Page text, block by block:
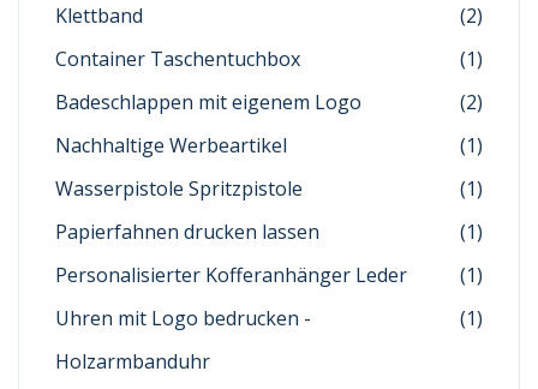
Klettband
(2)
Container Taschentuchbox
(1)
Badeschlappen mit eigenem Logo
(2)
Nachhaltige Werbeartikel
(1)
Wasserpistole Spritzpistole
(1)
Papierfahnen drucken lassen
(1)
Personalisierter Kofferanhänger Leder
(1)
Uhren mit Logo bedrucken -
Holzarmbanduhr
(1)